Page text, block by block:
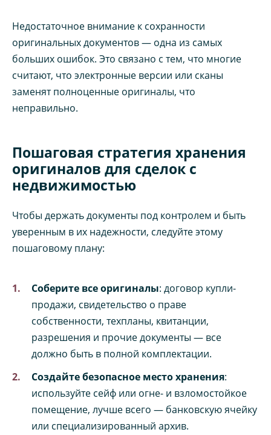
Недостаточное внимание к сохранности
оригинальных документов — одна из самых
больших ошибок. Это связано с тем, что многие
считают, что электронные версии или сканы
заменят полноценные оригиналы, что
неправильно.
Пошаговая стратегия хранения
оригиналов для сделок с
недвижимостью
Чтобы держать документы под контролем и быть
уверенным в их надежности, следуйте этому
пошаговому плану:
Соберите все оригиналы: договор купли-
продажи, свидетельство о праве
собственности, техпланы, квитанции,
разрешения и прочие документы — все
должно быть в полной комплектации.
Создайте безопасное место хранения:
используйте сейф или огне- и взломостойкое
помещение, лучше всего — банковскую ячейку
или специализированный архив.